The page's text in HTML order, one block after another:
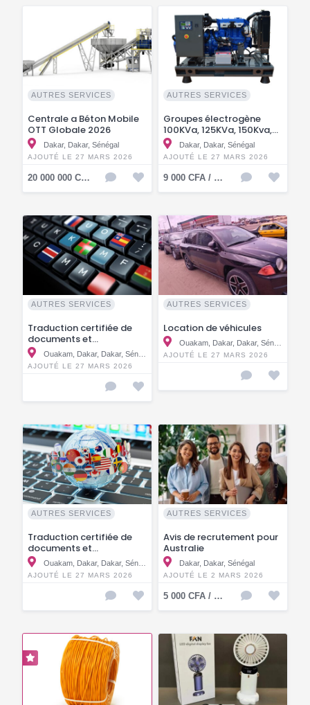
AUTRES SERVICES
Centrale a Béton Mobile
OTT Globale 2026
Dakar, Dakar, Sénégal
AJOUTÉ LE 27 MARS 2026
20 000 000 CFA / KMF
AUTRES SERVICES
Groupes électrogène
100KVa, 125KVa, 150Kva,
175KVa OTT Globale
Dakar, Dakar, Sénégal
AJOUTÉ LE 27 MARS 2026
9 000 CFA / KMF
AUTRES SERVICES
Traduction certifiée de
documents et
Interpretation
Ouakam, Dakar, Dakar, Sénégal
AJOUTÉ LE 27 MARS 2026
AUTRES SERVICES
Location de véhicules
Ouakam, Dakar, Dakar, Sénégal
AJOUTÉ LE 27 MARS 2026
AUTRES SERVICES
Traduction certifiée de
documents et
Interprétation
Ouakam, Dakar, Dakar, Sénégal
AJOUTÉ LE 27 MARS 2026
AUTRES SERVICES
Avis de recrutement pour
Australie
Dakar, Dakar, Sénégal
AJOUTÉ LE 2 MARS 2026
5 000 CFA / KMF